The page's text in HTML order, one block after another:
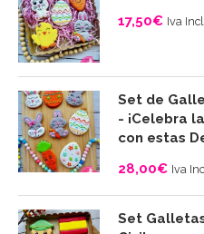
17,50€ Iva
Set de
- ¡Celebra
con estas
28,00€ Iva
Set